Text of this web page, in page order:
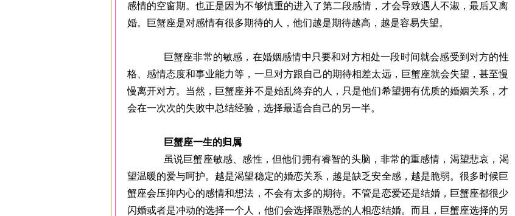
感情的空窗期。也正是因为不够慎重的进入了第二段感情，才会导致遇人不淑，最后又离
婚。巨蟹座是对感情有很多期待的人，他们越是期待越高，越是容易失望。
巨蟹座非常的敏感，在婚姻感情中只要和对方相处一段时间就会感受到对方的性
格、感情态度和事业能力等，一旦对方跟自己的期待相差太远，巨蟹座就会失望，甚至慢
慢离开对方。当然，巨蟹座并不是始乱终弃的人，只是他们希望拥有优质的婚姻关系，才
会在一次次的失败中总结经验，选择最适合自己的另一半。
巨蟹座一生的归属
虽说巨蟹座敏感、感性，但他们拥有睿智的头脑，非常的重感情，渴望悲哀，渴
望温暖的爱与呵护。越是渴望稳定的婚恋关系，越是缺乏安全感，越是脆弱。很多时候巨
蟹座会压抑内心的感情和想法，不会有太多的期待。不管是恋爱还是结婚，巨蟹座都很少
闪婚或者是冲动的选择一个人，他们会选择跟熟悉的人相恋结婚。而且，巨蟹座选择的另